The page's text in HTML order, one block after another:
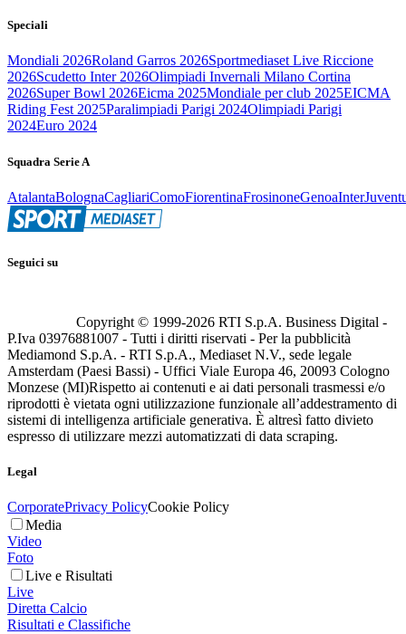
Speciali
Mondiali 2026Roland Garros 2026Sportmediaset Live Riccione
2026Scudetto Inter 2026Olimpiadi Invernali Milano Cortina
2026Super Bowl 2026Eicma 2025Mondiale per club 2025EICMA
Riding Fest 2025Paralimpiadi Parigi 2024Olimpiadi Parigi
2024Euro 2024
Squadra Serie A
AtalantaBolognaCagliariComoFiorentinaFrosinoneGenoaInter
Seguici su
Copyright © 1999-2026 RTI S.p.A. Business Digital -
P.Iva 03976881007 - Tutti i diritti riservati - Per la pubblicità
Mediamond S.p.A. - RTI S.p.A., Mediaset N.V., sede legale
Amsterdam (Paesi Bassi) - Uffici Viale Europa 46, 20093 Cologno
Monzese (MI)Rispetto ai contenuti e ai dati personali trasmessi e/o
riprodotti è vietata ogni utilizzazione funzionale all’addestramento di
sistemi di intelligenza artificiale generativa. È altresì fatto divieto
espresso di utilizzare mezzi automatizzati di data scraping.
Legal
CorporatePrivacy PolicyCookie Policy
Media
Video
Foto
Live e Risultati
Live
Diretta Calcio
Risultati e Classifiche